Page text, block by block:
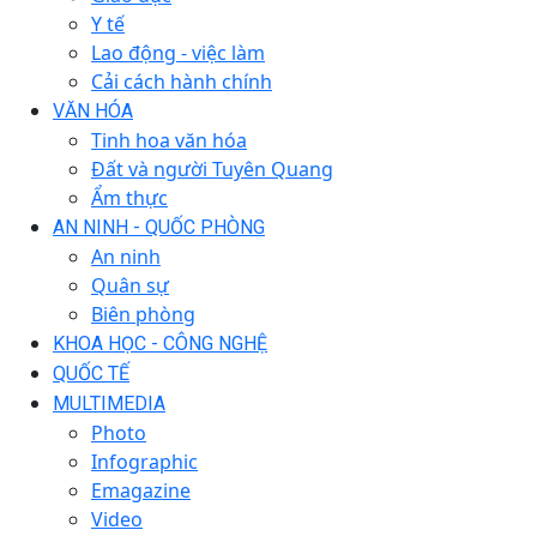
Y tế
Lao động - việc làm
Cải cách hành chính
VĂN HÓA
Tinh hoa văn hóa
Đất và người Tuyên Quang
Ẩm thực
AN NINH - QUỐC PHÒNG
An ninh
Quân sự
Biên phòng
KHOA HỌC - CÔNG NGHỆ
QUỐC TẾ
MULTIMEDIA
Photo
Infographic
Emagazine
Video